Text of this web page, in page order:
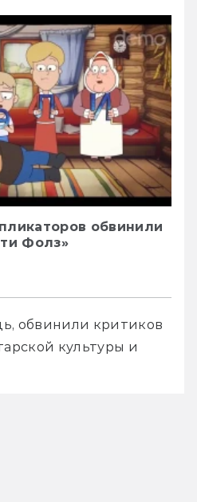
обвинили
Фолз»
обвинили критиков
культуры и